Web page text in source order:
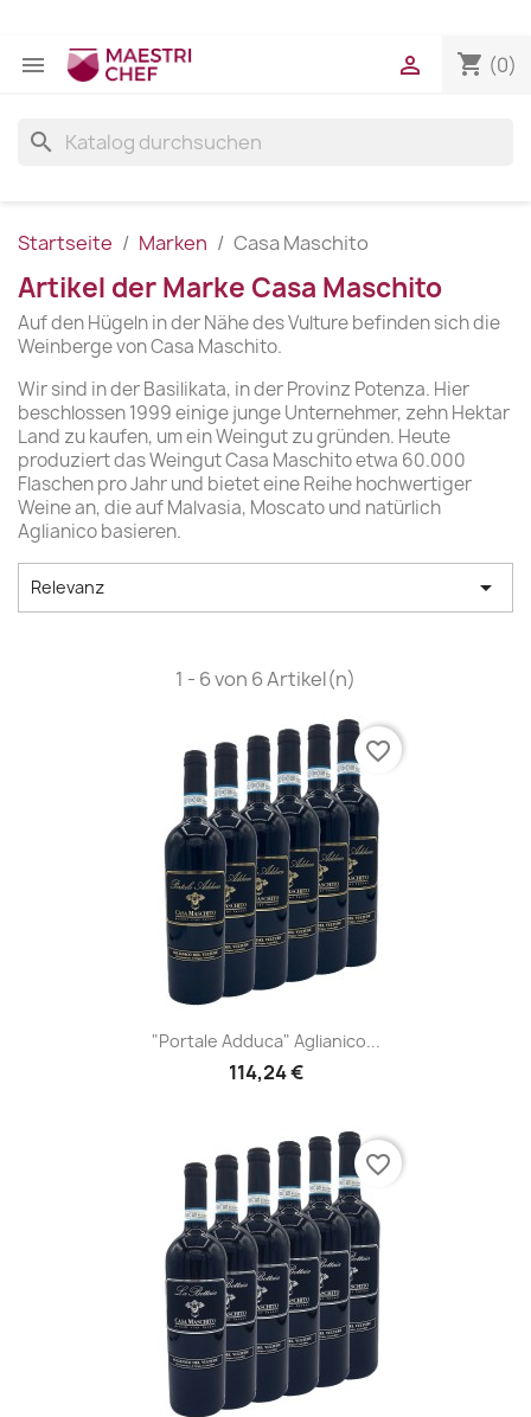
 shopping_cart (0)

search
Startseite Marken Casa Maschito
Artikel der Marke Casa Maschito
Auf den Hügeln in der Nähe des Vulture befinden sich die
Weinberge von Casa Maschito.
Wir sind in der Basilikata, in der Provinz Potenza. Hier
beschlossen 1999 einige junge Unternehmer, zehn Hektar
Land zu kaufen, um ein Weingut zu gründen. Heute
produziert das Weingut Casa Maschito etwa 60.000
Flaschen pro Jahr und bietet eine Reihe hochwertiger
Weine an, die auf Malvasia, Moscato und natürlich
Aglianico basieren.
Relevanz 
1 - 6 von 6 Artikel(n)
"Portale Adduca" Aglianico...
114,24 €
favorite_border
favorite_border